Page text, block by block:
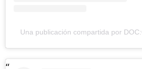
Una publicación compartida por